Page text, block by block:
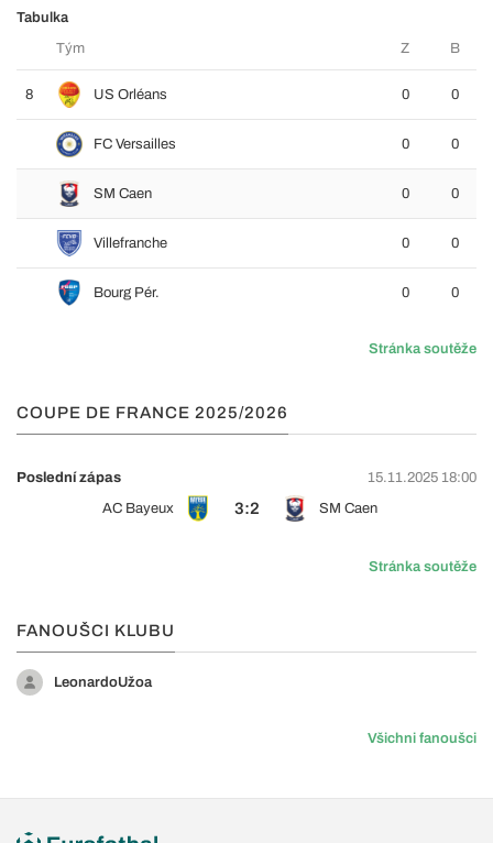
Tabulka
Tým
Z B
8 US Orléans 0 0
FC Versailles 0 0
SM Caen 0 0
Villefranche 0 0
Bourg Pér. 0 0
Stránka soutěže
COUPE DE FRANCE 2025/2026
Poslední zápas
15.11.2025 18:00
AC Bayeux
3:2 SM Caen
Stránka soutěže
FANOUŠCI KLUBU
LeonardoUžoa
Všichni fanoušci